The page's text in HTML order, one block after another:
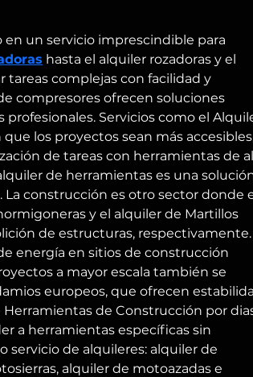
un servicio imprescindible para
hasta el alquiler rozadoras y el
tareas complejas con facilidad y
compresores ofrecen soluciones
Servicios como el
los proyectos sean más
de tareas con herramientas de
de herramientas es una
construcción es otro sector donde
y el alquiler de Martillos
de estructuras, respectivamente.
energía en sitios de construcción
a mayor escala también se
europeos, que ofrecen
de Construcción por
a herramientas específicas sin
de alquileres: alquiler de
alquiler de motoazadas e